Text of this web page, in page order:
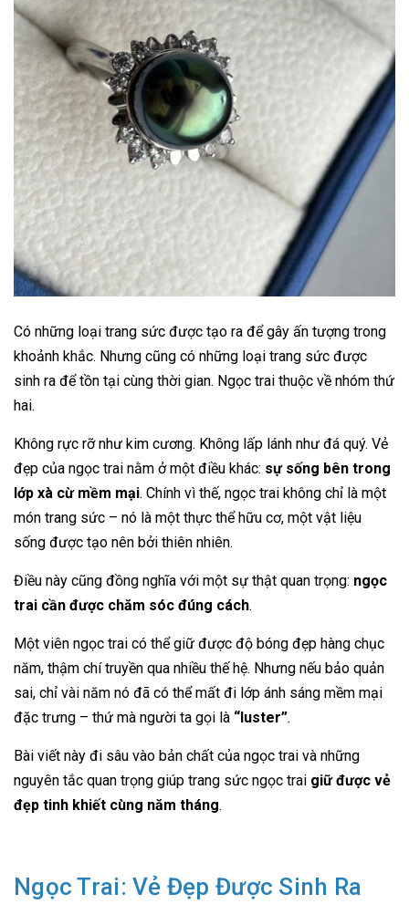
Có những loại trang sức được tạo ra để gây ấn tượng trong
khoảnh khắc. Nhưng cũng có những loại trang sức được
sinh ra để tồn tại cùng thời gian. Ngọc trai thuộc về nhóm thứ
hai.
Không rực rỡ như kim cương. Không lấp lánh như đá quý. Vẻ
đẹp của ngọc trai nằm ở một điều khác: sự sống bên trong
lớp xà cừ mềm mại. Chính vì thế, ngọc trai không chỉ là một
món trang sức – nó là một thực thể hữu cơ, một vật liệu
sống được tạo nên bởi thiên nhiên.
Điều này cũng đồng nghĩa với một sự thật quan trọng: ngọc
trai cần được chăm sóc đúng cách.
Một viên ngọc trai có thể giữ được độ bóng đẹp hàng chục
năm, thậm chí truyền qua nhiều thế hệ. Nhưng nếu bảo quản
sai, chỉ vài năm nó đã có thể mất đi lớp ánh sáng mềm mại
đặc trưng – thứ mà người ta gọi là “luster”.
Bài viết này đi sâu vào bản chất của ngọc trai và những
nguyên tắc quan trọng giúp trang sức ngọc trai giữ được vẻ
đẹp tinh khiết cùng năm tháng.
Ngọc Trai: Vẻ Đẹp Được Sinh Ra